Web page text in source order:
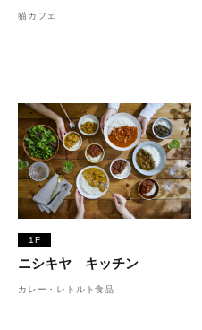
猫カフェ
1F
ニシキヤ キッチン
カレー・レトルト食品